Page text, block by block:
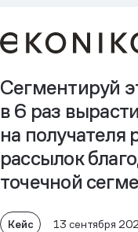
Сегментируй
в 6 раз
на получателя
рассылок
точечной
Кейс 13 сентября